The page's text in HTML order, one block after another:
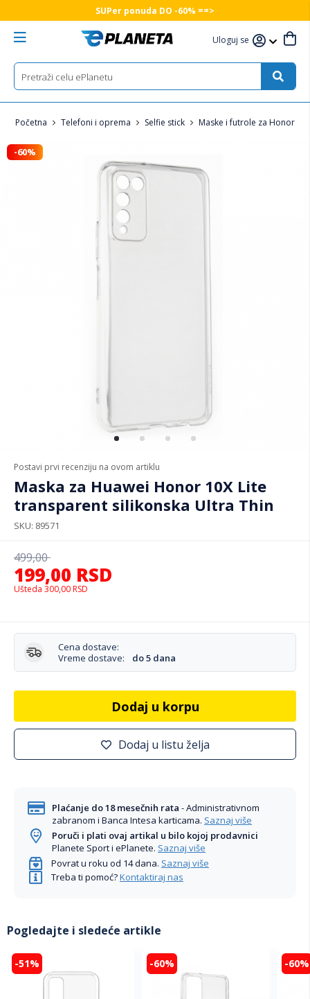
SUPer ponuda DO -60% ==>
Uloguj se
Početna Telefoni i oprema Selfie stick Maske i futrole za Honor
Postavi prvi recenziju na ovom artiklu
Maska za Huawei Honor 10X Lite
transparent silikonska Ultra Thin
SKU 89571
199,00 RSD
499,00
Ušteda 300,00 RSD
Cena dostave:
Vreme dostave:
do 5 dana
Dodaj u korpu
Dodaj u listu želja
Plaćanje do 18 mesečnih rata - Administrativnom
zabranom i Banca Intesa karticama. Saznaj više
Poruči i plati ovaj artikal u bilo kojoj prodavnici
Planete Sport i ePlanete. Saznaj više
Povrat u roku od 14 dana. Saznaj više
Treba ti pomoć?Kontaktiraj nas
-60%
Pogledajte i sledeće artikle
-51% -60% -60%